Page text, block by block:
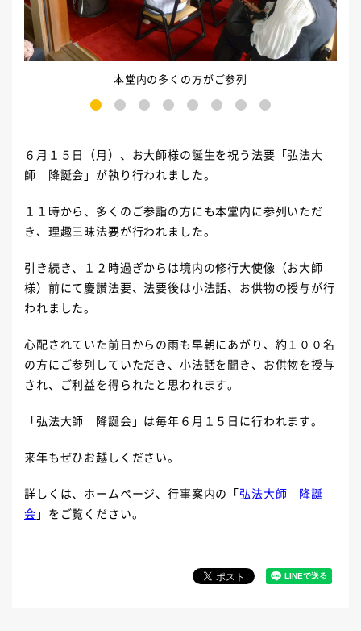
本堂内の多くの方がご参列
3 4 5 6 7 8
６月１５日（月）、お大師様の誕生を祝う法要「弘法大
師 降誕会」が執り行われました。
１１時から、多くのご参詣の方にも本堂内に参列いただ
き、理趣三昧法要が行われました。
引き続き、１２時過ぎからは境内の修行大使像（お大師
様）前にて慶讃法要、法要後は小法話、お供物の授与が行
われました。
心配されていた前日からの雨も早朝にあがり、約１００名
の方にご参列していただき、小法話を聞き、お供物を授与
され、ご利益を得られたと思われます。
「弘法大師 降誕会」は毎年６月１５日に行われます。
来年もぜひお越しください。
詳しくは、ホームページ、行事案内の「弘法大師 降誕
会 」をご覧ください。